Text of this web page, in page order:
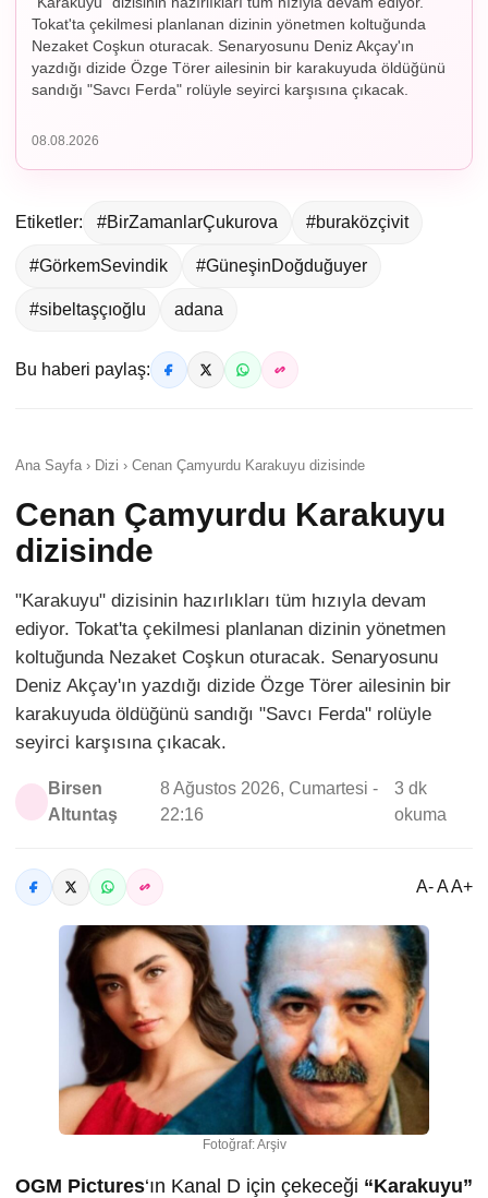
Tokat'ta çekilmesi planlanan dizinin yönetmen koltuğunda
Nezaket Coşkun oturacak. Senaryosunu Deniz Akçay'ın
yazdığı dizide Özge Törer ailesinin bir karakuyuda öldüğünü
sandığı "Savcı Ferda" rolüyle seyirci karşısına çıkacak.
08.08.2026
Etiketler: #BirZamanlarÇukurova #buraközçivit
#GörkemSevindik #GüneşinDoğduğuyer
#sibeltaşçıoğlu adana
Bu haberi paylaş:
Ana Sayfa › Dizi › Cenan Çamyurdu Karakuyu dizisinde
Cenan Çamyurdu Karakuyu
dizisinde
"Karakuyu" dizisinin hazırlıkları tüm hızıyla devam
ediyor. Tokat'ta çekilmesi planlanan dizinin yönetmen
koltuğunda Nezaket Coşkun oturacak. Senaryosunu
Deniz Akçay'ın yazdığı dizide Özge Törer ailesinin bir
karakuyuda öldüğünü sandığı "Savcı Ferda" rolüyle
seyirci karşısına çıkacak.
Birsen
Altuntaş
8 Ağustos 2026, Cumartesi -
22:16
3 dk
okuma
A- A A+
Fotoğraf: Arşiv
OGM Pictures‘ın Kanal D için çekeceği “Karakuyu”